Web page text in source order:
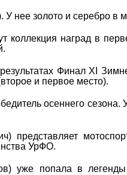
У нее золото и серебро в
коллекция наград в
Финал XI
и первое место).
осеннего сезона.
представляет
УрФО.
уже попала в